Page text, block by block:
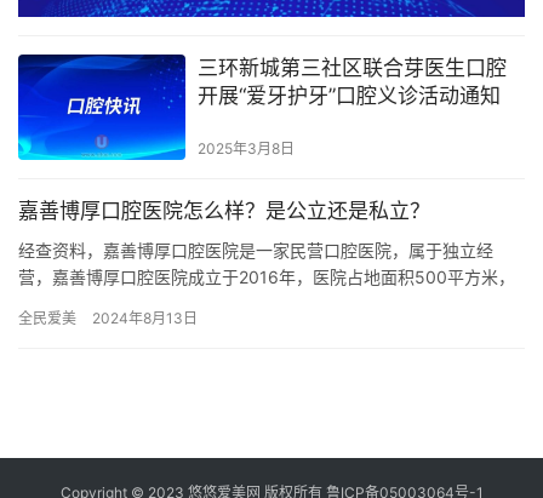
三环新城第三社区联合芽医生口腔
开展“爱牙护牙”口腔义诊活动通知
2025年3月8日
嘉善博厚口腔医院怎么样？是公立还是私立？
经查资料，嘉善博厚口腔医院是一家民营口腔医院，属于独立经
营，嘉善博厚口腔医院成立于2016年，医院占地面积500平方米，
牙、…
全民爱美 2024年8月13日
Copyright © 2023 悠悠爱美网 版权所有 鲁ICP备05003064号-1